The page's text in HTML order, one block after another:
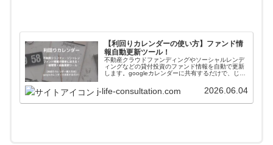
【利回りカレンダーの使い方】ファンド情
報自動更新ツール！
不動産クラウドファンディングやソーシャルレンデ
ィングなどの貸付投資のファンド情報を自動で更新
します。googleカレンダーに共有するだけで、じぇ
自動更新されます。使い方や導入方法を解説してい
ます。
j-life-consultation.com 2026.06.04